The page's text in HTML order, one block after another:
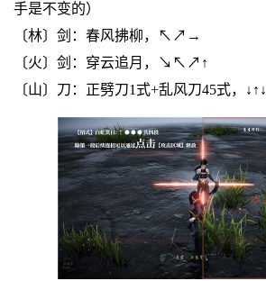
手是不变的）
〔林〕剑：春风拂柳，↖↗→
〔火〕剑：穿云追月，↘↖↗↑
〔山〕刀：正劈刀1式+乱风刀45式，↓↑↓